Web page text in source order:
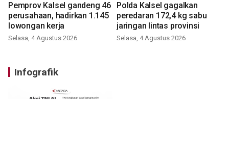
Pemprov Kalsel gandeng 46
perusahaan, hadirkan 1.145
lowongan kerja
Selasa, 4 Agustus 2026
Polda Kalsel gagalkan
peredaran 172,4 kg sabu
jaringan lintas provinsi
Selasa, 4 Agustus 2026
Infografik